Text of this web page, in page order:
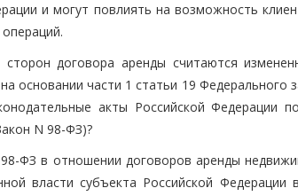
и могут повлиять на возможность
договора аренды считаются
основании части 1 статьи 19 Федерального
акты Российской Федерации
N 98-ФЗ)?
ФЗ в отношении договоров аренды
власти субъекта Российской Федерации